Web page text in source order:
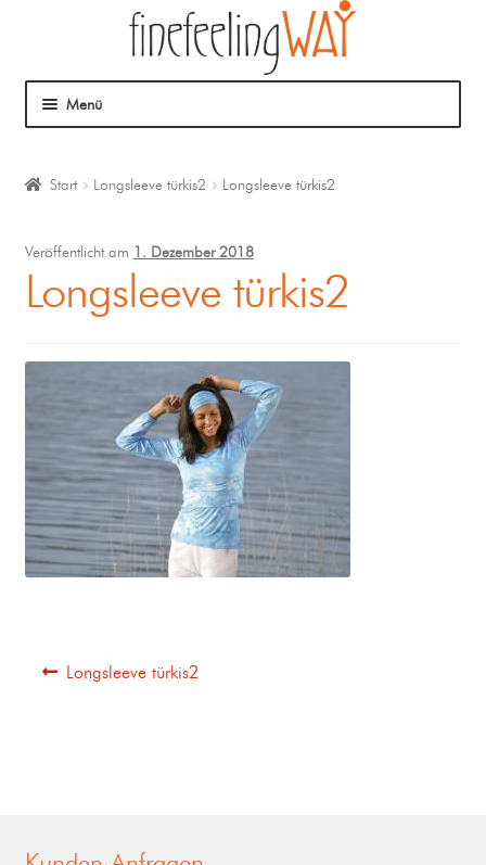
Menü
Coaching
Start Longsleeve türkis2 Longsleeve türkis2
Veröffentlicht am 1. Dezember 2018
Longsleeve türkis2
Longsleeve türkis2